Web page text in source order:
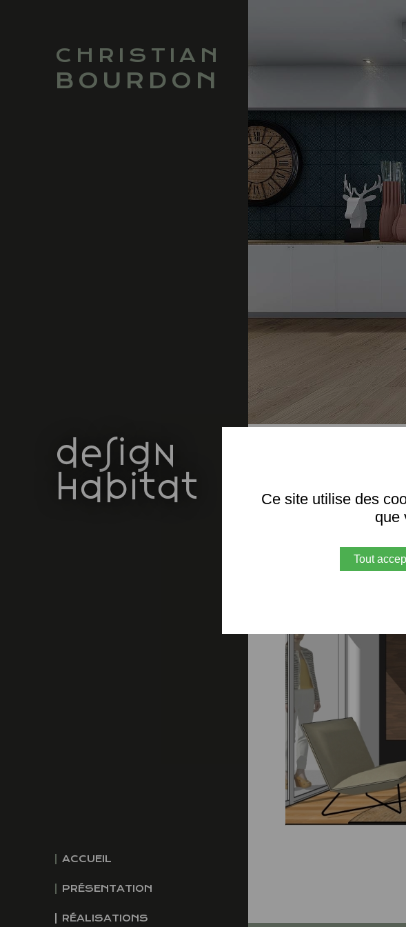
CHRISTIAN
BOURDON
design
habitat
ACCUEIL
PRÉSENTATION
RÉALISATIONS
Ce site utilise des
que
Tout